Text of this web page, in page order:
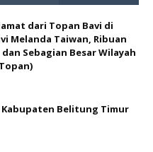
dari Topan Bavi di
Melanda Taiwan, Ribuan
Sebagian Besar Wilayah
Kabupaten Belitung Timur